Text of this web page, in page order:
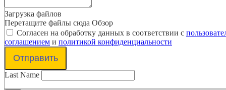
Загрузка файлов
Перетащите файлы сюда Обзор
Согласен на обработку данных в соответствии с
соглашением и политикой конфиденциальности
Отправить
Last Name